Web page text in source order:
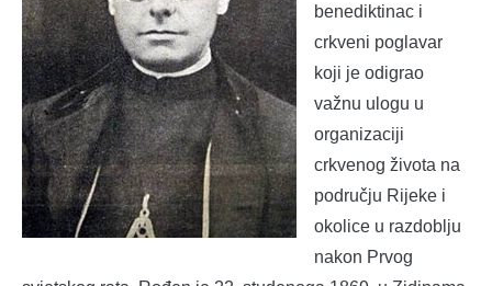
benediktinac i
crkveni poglavar
koji je odigrao
važnu ulogu u
organizaciji
crkvenog života na
području Rijeke i
okolice u razdoblju
nakon Prvog